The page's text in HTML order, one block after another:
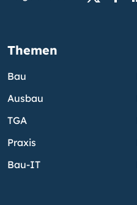
Themen
Bau
Ausbau
TGA
Praxis
Bau-IT